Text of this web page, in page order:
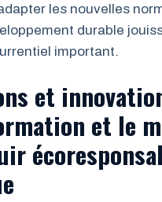
les nouvelles
durable
important.
et
et le